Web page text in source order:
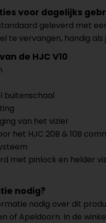
voor dagelijks
geleverd met
te vervangen, handig
de HJC V10
buitenschaal
van het vizier
het HJC 20B & 10B
met pinlock en helder
nodig?
nodig over dit
of Apeldoorn. In de